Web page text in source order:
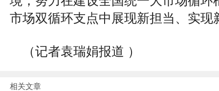
市场双循环支点中展现新担当、实现
（记者袁瑞娟报道 ）
相关文章